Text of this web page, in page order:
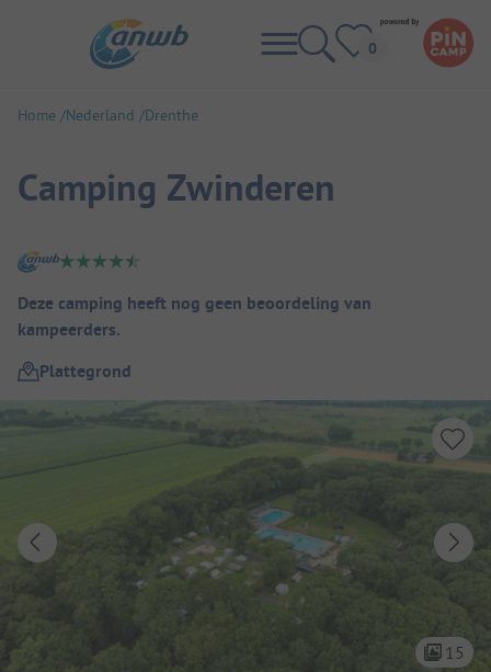
Home Nederland Drenthe
Camping Zwinderen
Camping overzicht
Deze camping heeft nog geen beoordeling van
kampeerders.
Plattegrond
15